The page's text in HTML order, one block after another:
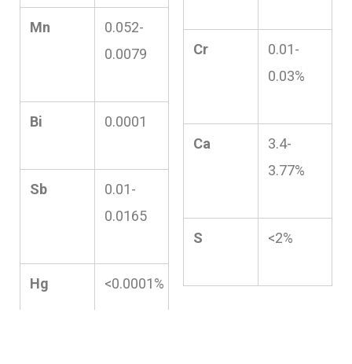
Mn
0.052-
0.0079
Bi 0.0001
Sb
0.01-
0.0165
Hg <0.0001%
Cr
0.01-
0.03%
Ca
3.4-
3.77%
S <2%